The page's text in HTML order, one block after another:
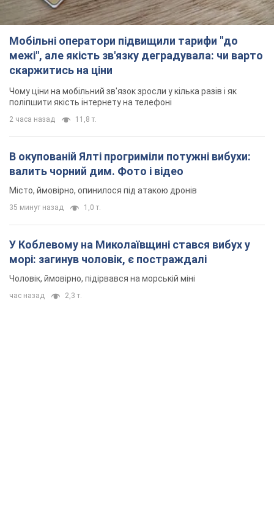
Мобільні оператори підвищили тарифи "до
межі", але якість зв'язку деградувала: чи варто
скаржитись на ціни
Чому ціни на мобільний зв'язок зросли у кілька разів і як
поліпшити якість інтернету на телефоні
2 часа назад 11,8 т.
В окупованій Ялті прогриміли потужні вибухи:
валить чорний дим. Фото і відео
Місто, ймовірно, опинилося під атакою дронів
35 минут назад 1,0 т.
У Коблевому на Миколаївщині стався вибух у
морі: загинув чоловік, є постраждалі
Чоловік, ймовірно, підірвався на морській міні
час назад 2,3 т.